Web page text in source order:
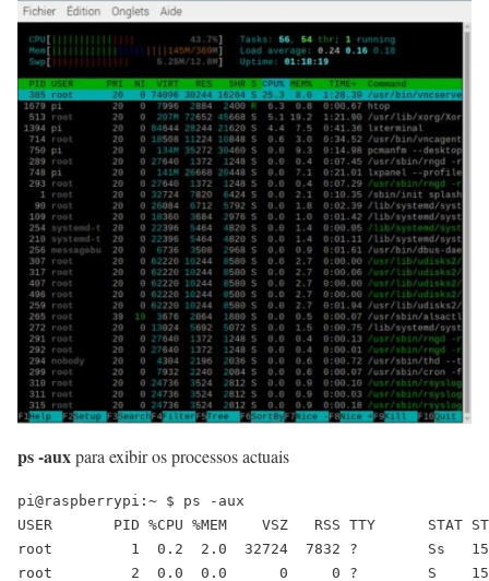
ps -auxpara exibir os processos actuais
pi@raspberrypi:~ $ ps -aux
USER       PID %CPU %MEM    VSZ   RSS TTY      STAT
root         1  0.2  2.0  32724  7832 ?        Ss
root         2  0.0  0.0      0     0 ?        S